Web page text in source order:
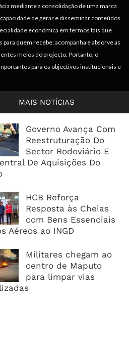
MAIS NOTÍCIAS
Governo Avança Com
Reestruturação Do
Sector Rodoviário E
De Aquisições Do
HCB Reforça
Resposta às Cheias
com Bens Essenciais
Aéreos ao INGD
Militares chegam ao
centro de Maputo
para limpar vias
mediante a consolidação de uma marca
de gerar e disseminar conteúdos
económica em termos tais que
quem recebe, acompanha e absorve as
meios do projecto. Portanto, o
para os objectivos institucionais e
Cria Mapa Nacional da
Para Orientar
e Reduzir Assimetrias
Recupera Com Hormuz a
Prémio de Risco no
E ECA Colocam
Industrialização E
No Centro Da Nova Agenda